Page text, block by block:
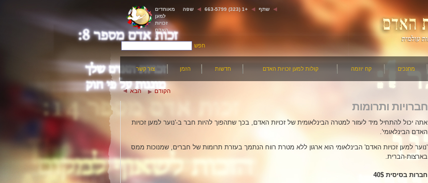
שתף +1 (323) 663-5799 שפה
מאוחדים
למען
זכויות
האדם
חפש
מחנכים קח יוזמה קולות למען זכויות האדם חדשות הזמן צור קשר
הקודם הבא
חברויות ותרומות
אתה יכול להתחיל מיד לעזור למטרה הבינלאומית של זכויות האדם, בכך שתהפוך להיות חבר ב-'נוער למען זכויות
האדם הבינלאומי'.
'נוער למען זכויות האדם' הבינלאומי הוא ארגון ללא מטרת רווח הנתמך בעזרת תרומות של חברים, שמנוכות ממס
בארצות-הברית.
קמפיינים נרחבים באמצעי התקשורת — השידור של תשדירי השירות על זכויות האדם והפרסום של פרסומות
חברות בסיסית 40$